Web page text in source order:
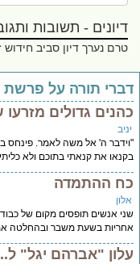
דיונים - תשובות
טרם נערך דיון סביב חידוש זה
תורה על פרשת
גדולים מזרעו
ה' אל משה לאמר. פינחס בן
את קנאתי בתוכם ולא כליתי
ההתמדה
אנשים תופסים מקום של כבוד
בשעת משבר ובהחלטה
"אברהם יגל" ל..